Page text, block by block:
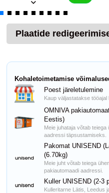
Plaatide
Kohaletoimetamise
Poest järeletulemine
Kaup väljastatakse tööajal
OMNIVA
Eestis)
Meie juhataja võtab
aadressi täpsustamiseks.
Pakomat UNISEND
(6.70kg)
Meie juht võtab teiega
pakiautomaadi aadressi.
Kuller UNISEND (2-3
Kulleritarne Lätis, Leedus